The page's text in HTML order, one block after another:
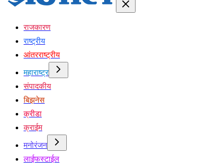
राजकारण
राष्ट्रीय
आंतरराष्ट्रीय
महाराष्ट्र
संपादकीय
बिझनेस
क्रीडा
क्राईम
मनोरंजन
लाईफस्टाईल